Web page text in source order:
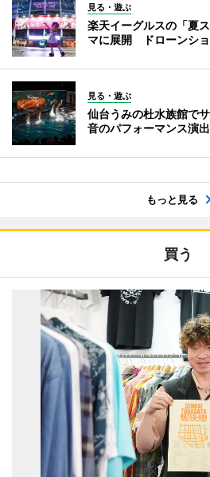
見る・遊ぶ
楽天イーグルスの「夏
マに展開 ドローンシ
見る・遊ぶ
仙台うみの杜水族館で
音のパフォーマンス演
もっと見る
買う